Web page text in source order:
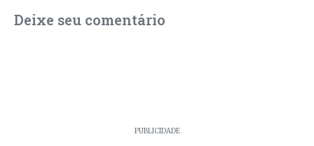
Deixe seu comentário
PUBLICIDADE